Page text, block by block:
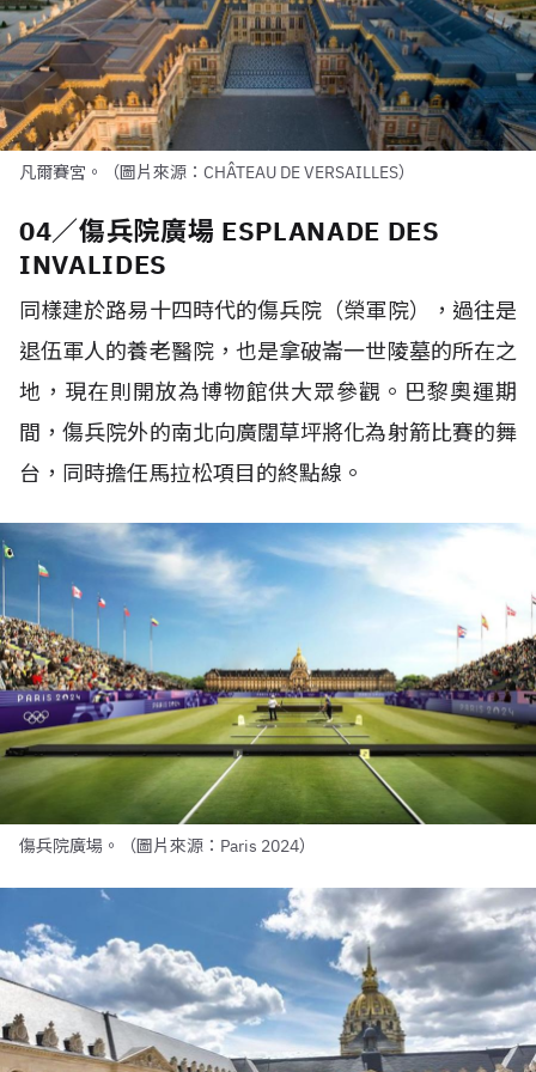
凡爾賽宮。（圖片來源：CHÂTEAU DE VERSAILLES）
04／傷兵院廣場 ESPLANADE DES
INVALIDES
同樣建於路易十四時代的傷兵院（榮軍院），過往是
退伍軍人的養老醫院，也是拿破崙一世陵墓的所在之
地，現在則開放為博物館供大眾參觀。巴黎奧運期
間，傷兵院外的南北向廣闊草坪將化為射箭比賽的舞
台，同時擔任馬拉松項目的終點線。
傷兵院廣場。（圖片來源：Paris 2024）